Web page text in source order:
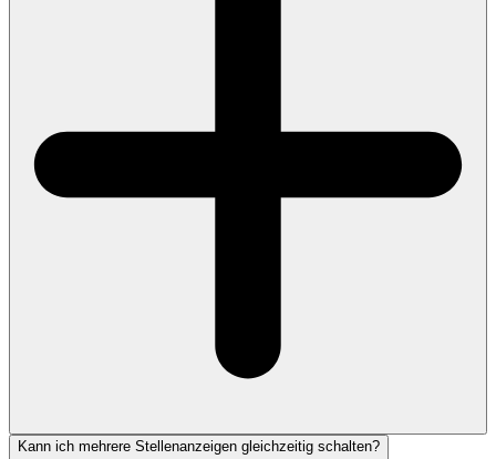
Kann ich mehrere Stellenanzeigen gleichzeitig schalten?